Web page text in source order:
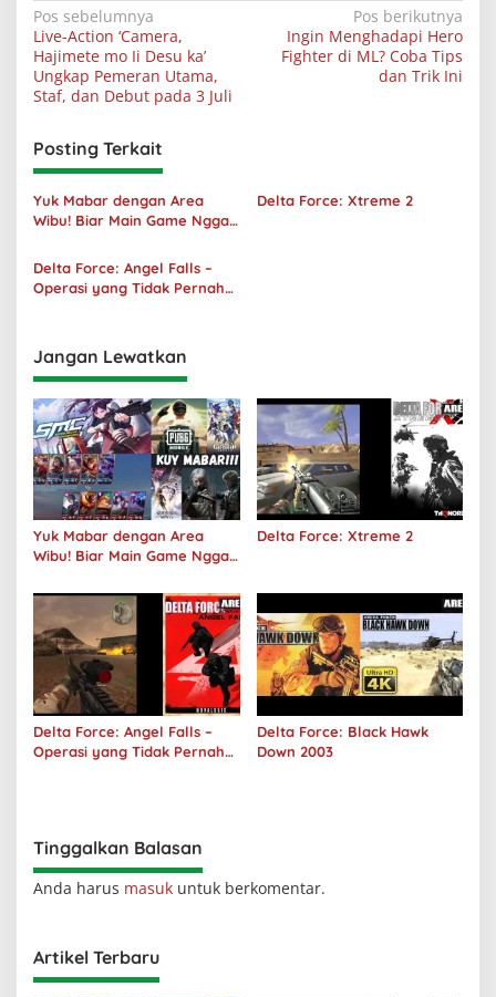
Navigasi
pos
Pos sebelumnya
Live-Action ‘Camera,
Hajimete mo Ii Desu ka’
Ungkap Pemeran Utama,
Staf, dan Debut pada 3 Juli
Pos berikutnya
Ingin Menghadapi Hero
Fighter di ML? Coba Tips
dan Trik Ini
Posting Terkait
Yuk Mabar dengan Area
Wibu! Biar Main Game Nggak
Delta Force: Xtreme 2
Delta Force: Angel Falls –
Operasi yang Tidak Pernah
Jangan Lewatkan
Yuk Mabar dengan Area
Wibu! Biar Main Game Nggak
Delta Force: Xtreme 2
Delta Force: Angel Falls –
Operasi yang Tidak Pernah
Delta Force: Black Hawk
Down 2003
Tinggalkan Balasan
Anda harus masuk untuk berkomentar.
Artikel Terbaru